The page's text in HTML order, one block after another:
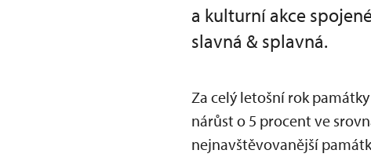
a kulturní akce
slavná & splavná.
Za celý letošní rok
nárůst o 5 procent ve
nejnavštěvovanější